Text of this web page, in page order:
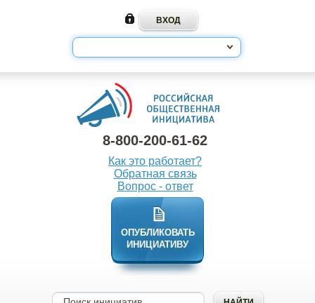
8-800-200-61-62
Как это работает?
Обратная связь
Вопрос - ответ
ОПУБЛИКОВАТЬ
ИНИЦИАТИВУ